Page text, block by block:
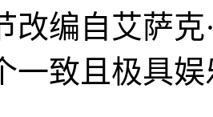
改编自艾萨
一致且极具